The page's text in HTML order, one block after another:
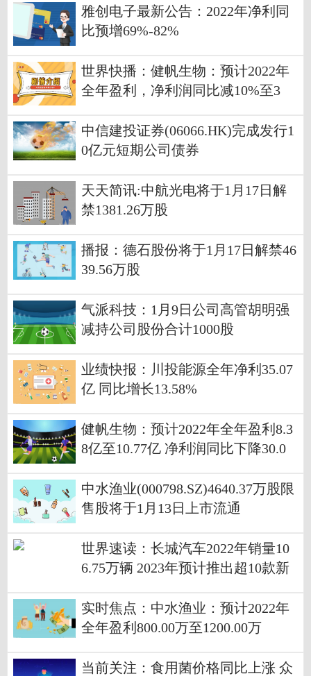
雅创电子最新公告：2022年净利同
比预增69%-82%
世界快播：健帆生物：预计2022年
全年盈利，净利润同比减10%至3
中信建投证券(06066.HK)完成发行1
0亿元短期公司债券
天天简讯:中航光电将于1月17日解
禁1381.26万股
播报：德石股份将于1月17日解禁46
39.56万股
气派科技：1月9日公司高管胡明强
减持公司股份合计1000股
业绩快报：川投能源全年净利35.07
亿 同比增长13.58%
健帆生物：预计2022年全年盈利8.3
8亿至10.77亿 净利润同比下降30.0
中水渔业(000798.SZ)4640.37万股限
售股将于1月13日上市流通
世界速读：长城汽车2022年销量10
6.75万辆 2023年预计推出超10款新
实时焦点：中水渔业：预计2022年
全年盈利800.00万至1200.00万
当前关注：食用菌价格同比上涨 众